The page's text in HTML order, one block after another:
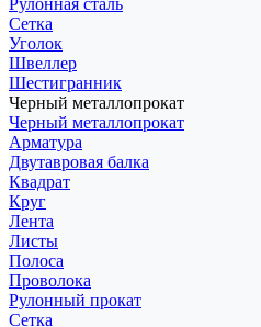
Рулонная сталь
Сетка
Уголок
Швеллер
Шестигранник
Черный металлопрокат
Черный металлопрокат
Арматура
Двутавровая балка
Квадрат
Круг
Лента
Листы
Полоса
Проволока
Рулонный прокат
Сетка